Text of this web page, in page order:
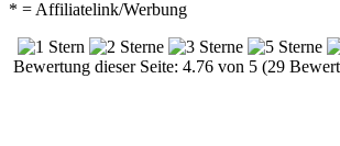
* = Affiliatelink/Werbung
Bewertung dieser Seite: 4.76 von 5 (29